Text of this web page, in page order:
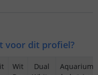
voor dit profiel?
Wit
Dual
Aquarium